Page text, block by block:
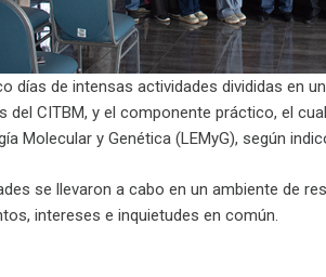
días de intensas actividades divididas en
del CITBM, y el componente práctico, el
Molecular y Genética (LEMyG), según
se llevaron a cabo en un ambiente de
intereses e inquietudes en común.